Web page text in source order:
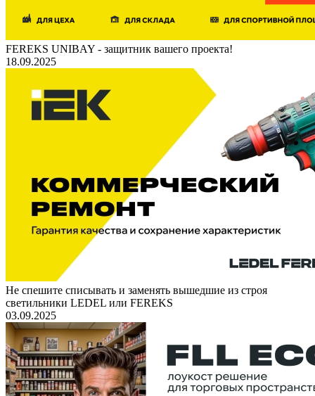
FEREKS UNIBAY - защитник вашего проекта!
18.09.2025
Не спешите списывать и заменять вышедшие из строя
светильники LEDEL или FEREKS
03.09.2025